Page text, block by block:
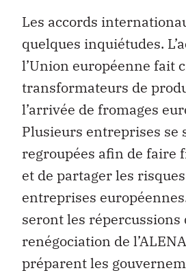
Les accords
quelques inquiétudes.
l’Union européenne fait
transformateurs de
l’arrivée de fromages
Plusieurs entreprises se
regroupées afin de faire
et de partager les
entreprises
seront les répercussions
renégociation de
préparent les